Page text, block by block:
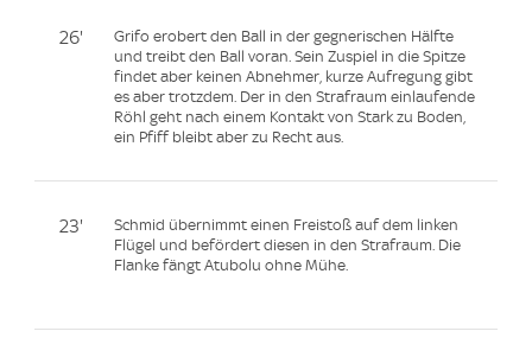
26'
Grifo erobert den Ball in der gegnerischen Hälfte
und treibt den Ball voran. Sein Zuspiel in die Spitze
findet aber keinen Abnehmer, kurze Aufregung gibt
es aber trotzdem. Der in den Strafraum einlaufende
Röhl geht nach einem Kontakt von Stark zu Boden,
ein Pfiff bleibt aber zu Recht aus.
23'
Schmid übernimmt einen Freistoß auf dem linken
Flügel und befördert diesen in den Strafraum. Die
Flanke fängt Atubolu ohne Mühe.